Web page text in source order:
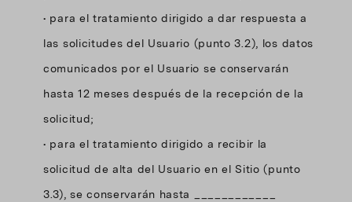
• para el tratamiento dirigido a dar respuesta a
las solicitudes del Usuario (punto 3.2), los datos
comunicados por el Usuario se conservarán
hasta 12 meses después de la recepción de la
solicitud;
• para el tratamiento dirigido a recibir la
solicitud de alta del Usuario en el Sitio (punto
3.3), se conservarán hasta ____________